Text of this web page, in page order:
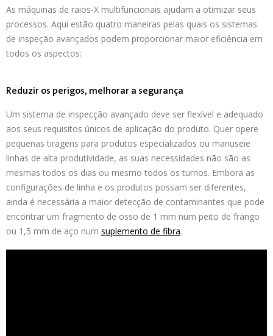
As máquinas de raios-X multifuncionais ajudam a otimizar seus
processos. Aqui estão quatro maneiras pelas quais os sistemas
de inspeção avançados podem proporcionar maior eficiência em
todos os aspectos:
Reduzir os perigos, melhorar a segurança
Um sistema de inspecção avançado deve ser flexível e adequado
aos seus requisitos únicos de aplicação do produto. Quer opere
pequenas tiragens para produtos especializados ou manuseie
linhas de alta produtividade, as suas necessidades não são as
mesmas todos os dias ou mesmo todos os turnos. Embora as
configurações de linha e os produtos possam ser diferentes,
ainda é necessária a maior detecção de contaminantes que pode
encontrar um fragmento de osso de 1 mm num peito de frango
ou 1,5 mm de aço num suplemento de fibra.